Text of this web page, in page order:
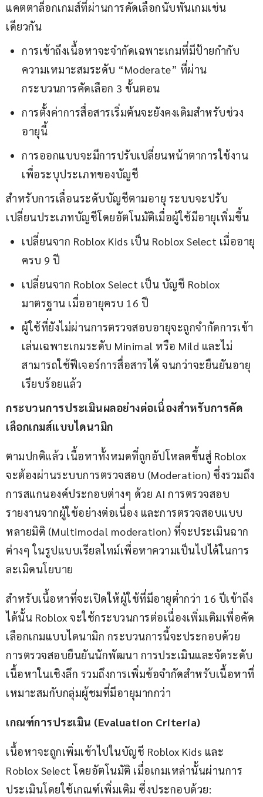
แคตตาล็อกเกมส์ที่ผ่านการคัดเลือกนับพันเกมเช่น
เดียวกัน
การเข้าถึงเนื้อหาจะจำกัดเฉพาะเกมที่มีป้ายกำกับ
ความเหมาะสมระดับ “Moderate” ที่ผ่าน
กระบวนการคัดเลือก 3 ขั้นตอน
การตั้งค่าการสื่อสารเริ่มต้นจะยังคงเดิมสำหรับช่วง
อายุนี้
การออกแบบจะมีการปรับเปลี่ยนหน้าตาการใช้งาน
เพื่อระบุประเภทของบัญชี
สำหรับการเลื่อนระดับบัญชีตามอายุ ระบบจะปรับ
เปลี่ยนประเภทบัญชีโดยอัตโนมัติเมื่อผู้ใช้มีอายุเพิ่มขึ้น
เปลี่ยนจาก Roblox Kids เป็น Roblox Select เมื่ออายุ
ครบ 9 ปี
เปลี่ยนจาก Roblox Select เป็น บัญชี Roblox
มาตรฐาน เมื่ออายุครบ 16 ปี
ผู้ใช้ที่ยังไม่ผ่านการตรวจสอบอายุจะถูกจำกัดการเข้า
เล่นเฉพาะเกมระดับ Minimal หรือ Mild และไม่
สามารถใช้ฟีเจอร์การสื่อสารได้ จนกว่าจะยืนยันอายุ
เรียบร้อยแล้ว
กระบวนการประเมินผลอย่างต่อเนื่องสำหรับการคัด
เลือกเกมส์แบบไดนามิก
ตามปกติแล้ว เนื้อหาทั้งหมดที่ถูกอัปโหลดขึ้นสู่ Roblox
จะต้องผ่านระบบการตรวจสอบ (Moderation) ซึ่งรวมถึง
การสแกนองค์ประกอบต่างๆ ด้วย AI การตรวจสอบ
รายงานจากผู้ใช้อย่างต่อเนื่อง และการตรวจสอบแบบ
หลายมิติ (Multimodal moderation) ที่จะประเมินฉาก
ต่างๆ ในรูปแบบเรียลไทม์เพื่อหาความเป็นไปได้ในการ
ละเมิดนโยบาย
สำหรับเนื้อหาที่จะเปิดให้ผู้ใช้ที่มีอายุต่ำกว่า 16 ปีเข้าถึง
ได้นั้น Roblox จะใช้กระบวนการต่อเนื่องเพิ่มเติมเพื่อคัด
เลือกเกมแบบไดนามิก กระบวนการนี้จะประกอบด้วย
การตรวจสอบยืนยันนักพัฒนา การประเมินและจัดระดับ
เนื้อหาในเชิงลึก รวมถึงการเพิ่มข้อจำกัดสำหรับเนื้อหาที่
เหมาะสมกับกลุ่มผู้ชมที่มีอายุมากกว่า
เกณฑ์การประเมิน (Evaluation Criteria)
เนื้อหาจะถูกเพิ่มเข้าไปในบัญชี Roblox Kids และ
Roblox Select โดยอัตโนมัติ เมื่อเกมเหล่านั้นผ่านการ
ประเมินโดยใช้เกณฑ์เพิ่มเติม ซึ่งประกอบด้วย: